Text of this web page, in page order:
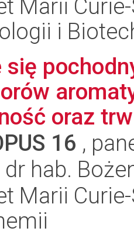
Marii
i
się
oraz
16 ,
hab.
Marii